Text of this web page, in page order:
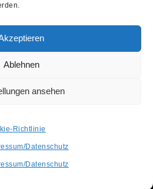
Ablehnen
ansehen
Richtlinie
Datenschutz
Datenschutz
2024:
DABEI!
8. November 2023
17.04.2024 im Bumann &